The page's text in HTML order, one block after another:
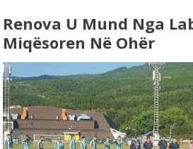
Renova U Mund Nga
Miqësoren Në Ohër